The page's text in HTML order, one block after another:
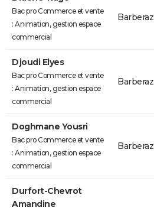
Bac pro Commerce et vente
: Animation, gestion espace
commercial
Barberaz
Djoudi Elyes
Bac pro Commerce et vente
: Animation, gestion espace
commercial
Barberaz
Doghmane Yousri
Bac pro Commerce et vente
: Animation, gestion espace
commercial
Barberaz
Durfort-Chevrot
Amandine